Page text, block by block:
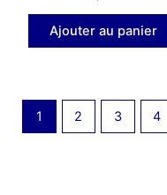
Ajouter au panier
1 2 3 4